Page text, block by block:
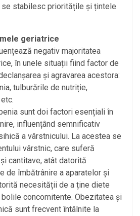
se stabilesc prioritățile și țintele
geriatrice
negativ majoritatea
în unele situații fiind factor de
și agravarea acestora:
tulburările de nutriție,
sunt doi factori esențiali în
influențând semnificativ
a vârstnicului. La acestea se
vârstnic, care suferă
cantitave, atât datorită
de îmbătrânire a aparatelor și
necesității de a ține diete
concomitente. Obezitatea și
sunt frecvent întâlnite la